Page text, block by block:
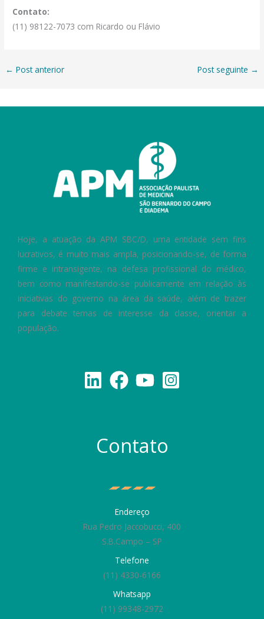
Contato:
(11) 98122-7073 com Ricardo ou Flávio
← Post anterior Post seguinte →
Hoje, a atuação da APM SBC/D, uma entidade sem fins
lucrativos, é muito mais ampla, posicionando-se, de forma
firme e intransigente, na defesa profissional do médico,
bem como manifestando-se publicamente em relação às
iniciativas do governo na área da saúde, além de trazer
para debate temas de interesse da classe, orientar a
população.
Contato
Endereço
Rua Pedro Jaccobucci, 400
S.B.Campo – SP
Telefone
(11) 4330-6166
Whatsapp
(11) 99348-2972